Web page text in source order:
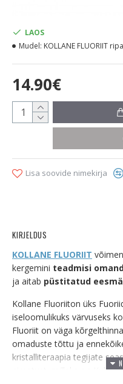
14.90€
LAOS
Mudel: KOLLANE FLUORIIT
Lisa soovide nimekirja
KIRJELDUS
KOLLANE FLUORIIT
kergemini teadmisi
ja aitab püstitatud
Kollane Fluoriiton üks
iseloomulikuks värvuseks
Fluoriit on väga
omaduste tõttu ja
kristalliteraapia tegijate
nimetust, milleks on